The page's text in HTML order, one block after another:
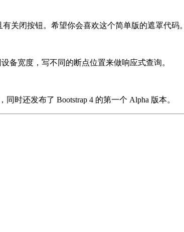
关闭按钮。希望你会喜欢这个简单版的遮罩代码。
备宽度，写不同的断点位置来做响应式查询。
时还发布了 Bootstrap 4 的第一个 Alpha 版本。